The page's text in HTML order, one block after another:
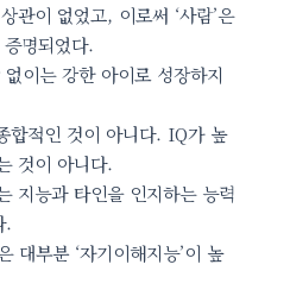
관이 없었고, 이로써 ‘사람’은
증명되었다.
이는 강한 아이로 성장하지
적인 것이 아니다. IQ가 높
것이 아니다.
지능과 타인을 인지하는 능력
.
부분 ‘자기이해지능’이 높